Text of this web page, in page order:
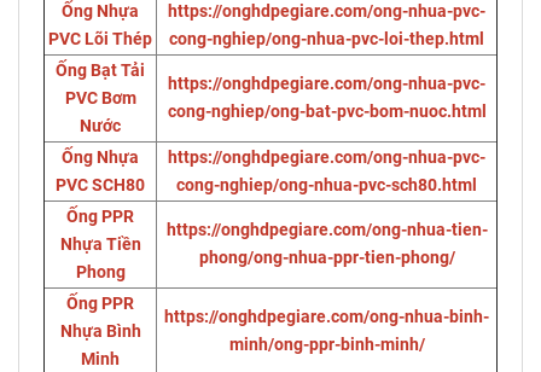
Ống Nhựa
PVC Lõi Thép
https://onghdpegiare.com/ong-nhua-pvc-
cong-nghiep/ong-nhua-pvc-loi-thep.html
Ống Bạt Tải
PVC Bơm
Nước
https://onghdpegiare.com/ong-nhua-pvc-
cong-nghiep/ong-bat-pvc-bom-nuoc.html
Ống Nhựa
PVC SCH80
https://onghdpegiare.com/ong-nhua-pvc-
cong-nghiep/ong-nhua-pvc-sch80.html
Ống PPR
Nhựa Tiền
Phong
https://onghdpegiare.com/ong-nhua-tien-
phong/ong-nhua-ppr-tien-phong/
Ống PPR
Nhựa Bình
Minh
https://onghdpegiare.com/ong-nhua-binh-
minh/ong-ppr-binh-minh/